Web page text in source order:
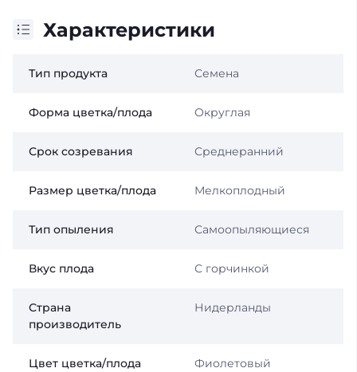
Характеристики
Тип продукта Семена
Форма цветка/плода Округлая
Срок созревания Среднеранний
Размер цветка/плода Мелкоплодный
Тип опыления Самоопыляющиеся
Вкус плода С горчинкой
Страна
производитель
Нидерланды
Цвет цветка/плода Фиолетовый